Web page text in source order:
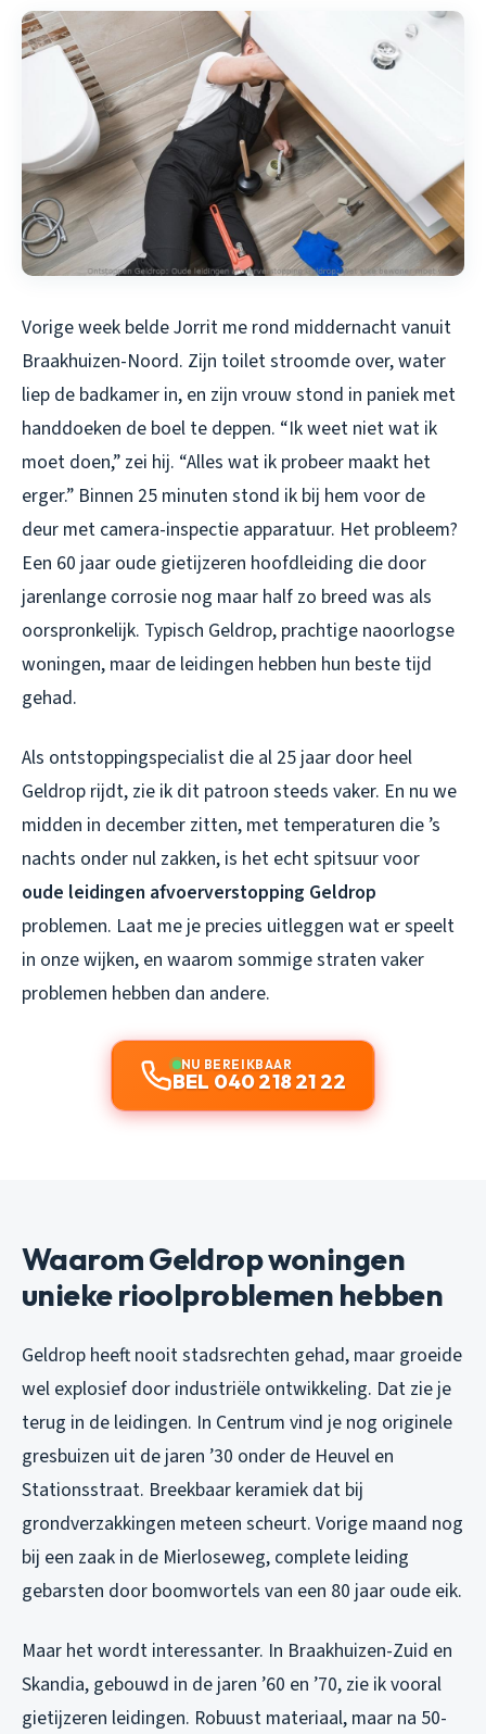
Vorige week belde Jorrit me rond middernacht vanuit
Braakhuizen-Noord. Zijn toilet stroomde over, water
liep de badkamer in, en zijn vrouw stond in paniek met
handdoeken de boel te deppen. “Ik weet niet wat ik
moet doen,” zei hij. “Alles wat ik probeer maakt het
erger.” Binnen 25 minuten stond ik bij hem voor de
deur met camera-inspectie apparatuur. Het probleem?
Een 60 jaar oude gietijzeren hoofdleiding die door
jarenlange corrosie nog maar half zo breed was als
oorspronkelijk. Typisch Geldrop, prachtige naoorlogse
woningen, maar de leidingen hebben hun beste tijd
gehad.
Als ontstoppingspecialist die al 25 jaar door heel
Geldrop rijdt, zie ik dit patroon steeds vaker. En nu we
midden in december zitten, met temperaturen die ’s
nachts onder nul zakken, is het echt spitsuur voor
oude leidingen afvoerverstopping Geldrop
problemen. Laat me je precies uitleggen wat er speelt
in onze wijken, en waarom sommige straten vaker
problemen hebben dan andere.
NU BEREIKBAAR
BEL 040 218 21 22
Waarom Geldrop woningen
unieke rioolproblemen hebben
Geldrop heeft nooit stadsrechten gehad, maar groeide
wel explosief door industriële ontwikkeling. Dat zie je
terug in de leidingen. In Centrum vind je nog originele
gresbuizen uit de jaren ’30 onder de Heuvel en
Stationsstraat. Breekbaar keramiek dat bij
grondverzakkingen meteen scheurt. Vorige maand nog
bij een zaak in de Mierloseweg, complete leiding
gebarsten door boomwortels van een 80 jaar oude eik.
Maar het wordt interessanter. In Braakhuizen-Zuid en
Skandia, gebouwd in de jaren ’60 en ’70, zie ik vooral
gietijzeren leidingen. Robuust materiaal, maar na 50-